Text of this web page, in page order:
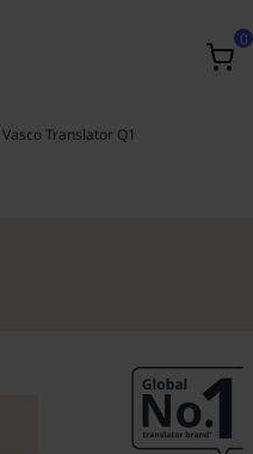
0
Translator Q1